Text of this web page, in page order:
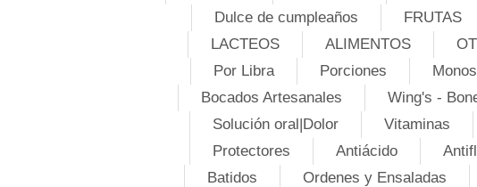
Dulce de cumpleaños
FRUTAS
LACTEOS
ALIMENTOS
Por Libra
Porciones
Bocados Artesanales
Wing's -
Solución oral|Dolor
Vitaminas
Protectores
Antiácido
Batidos
Ordenes y Ensaladas